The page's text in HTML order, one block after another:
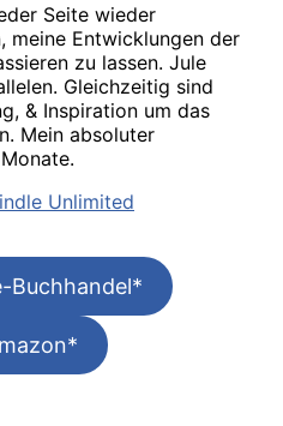
Seite wieder
meine Entwicklungen der
zu lassen. Jule
Gleichzeitig sind
& Inspiration um das
Mein absoluter
Unlimited
Buchhandel*